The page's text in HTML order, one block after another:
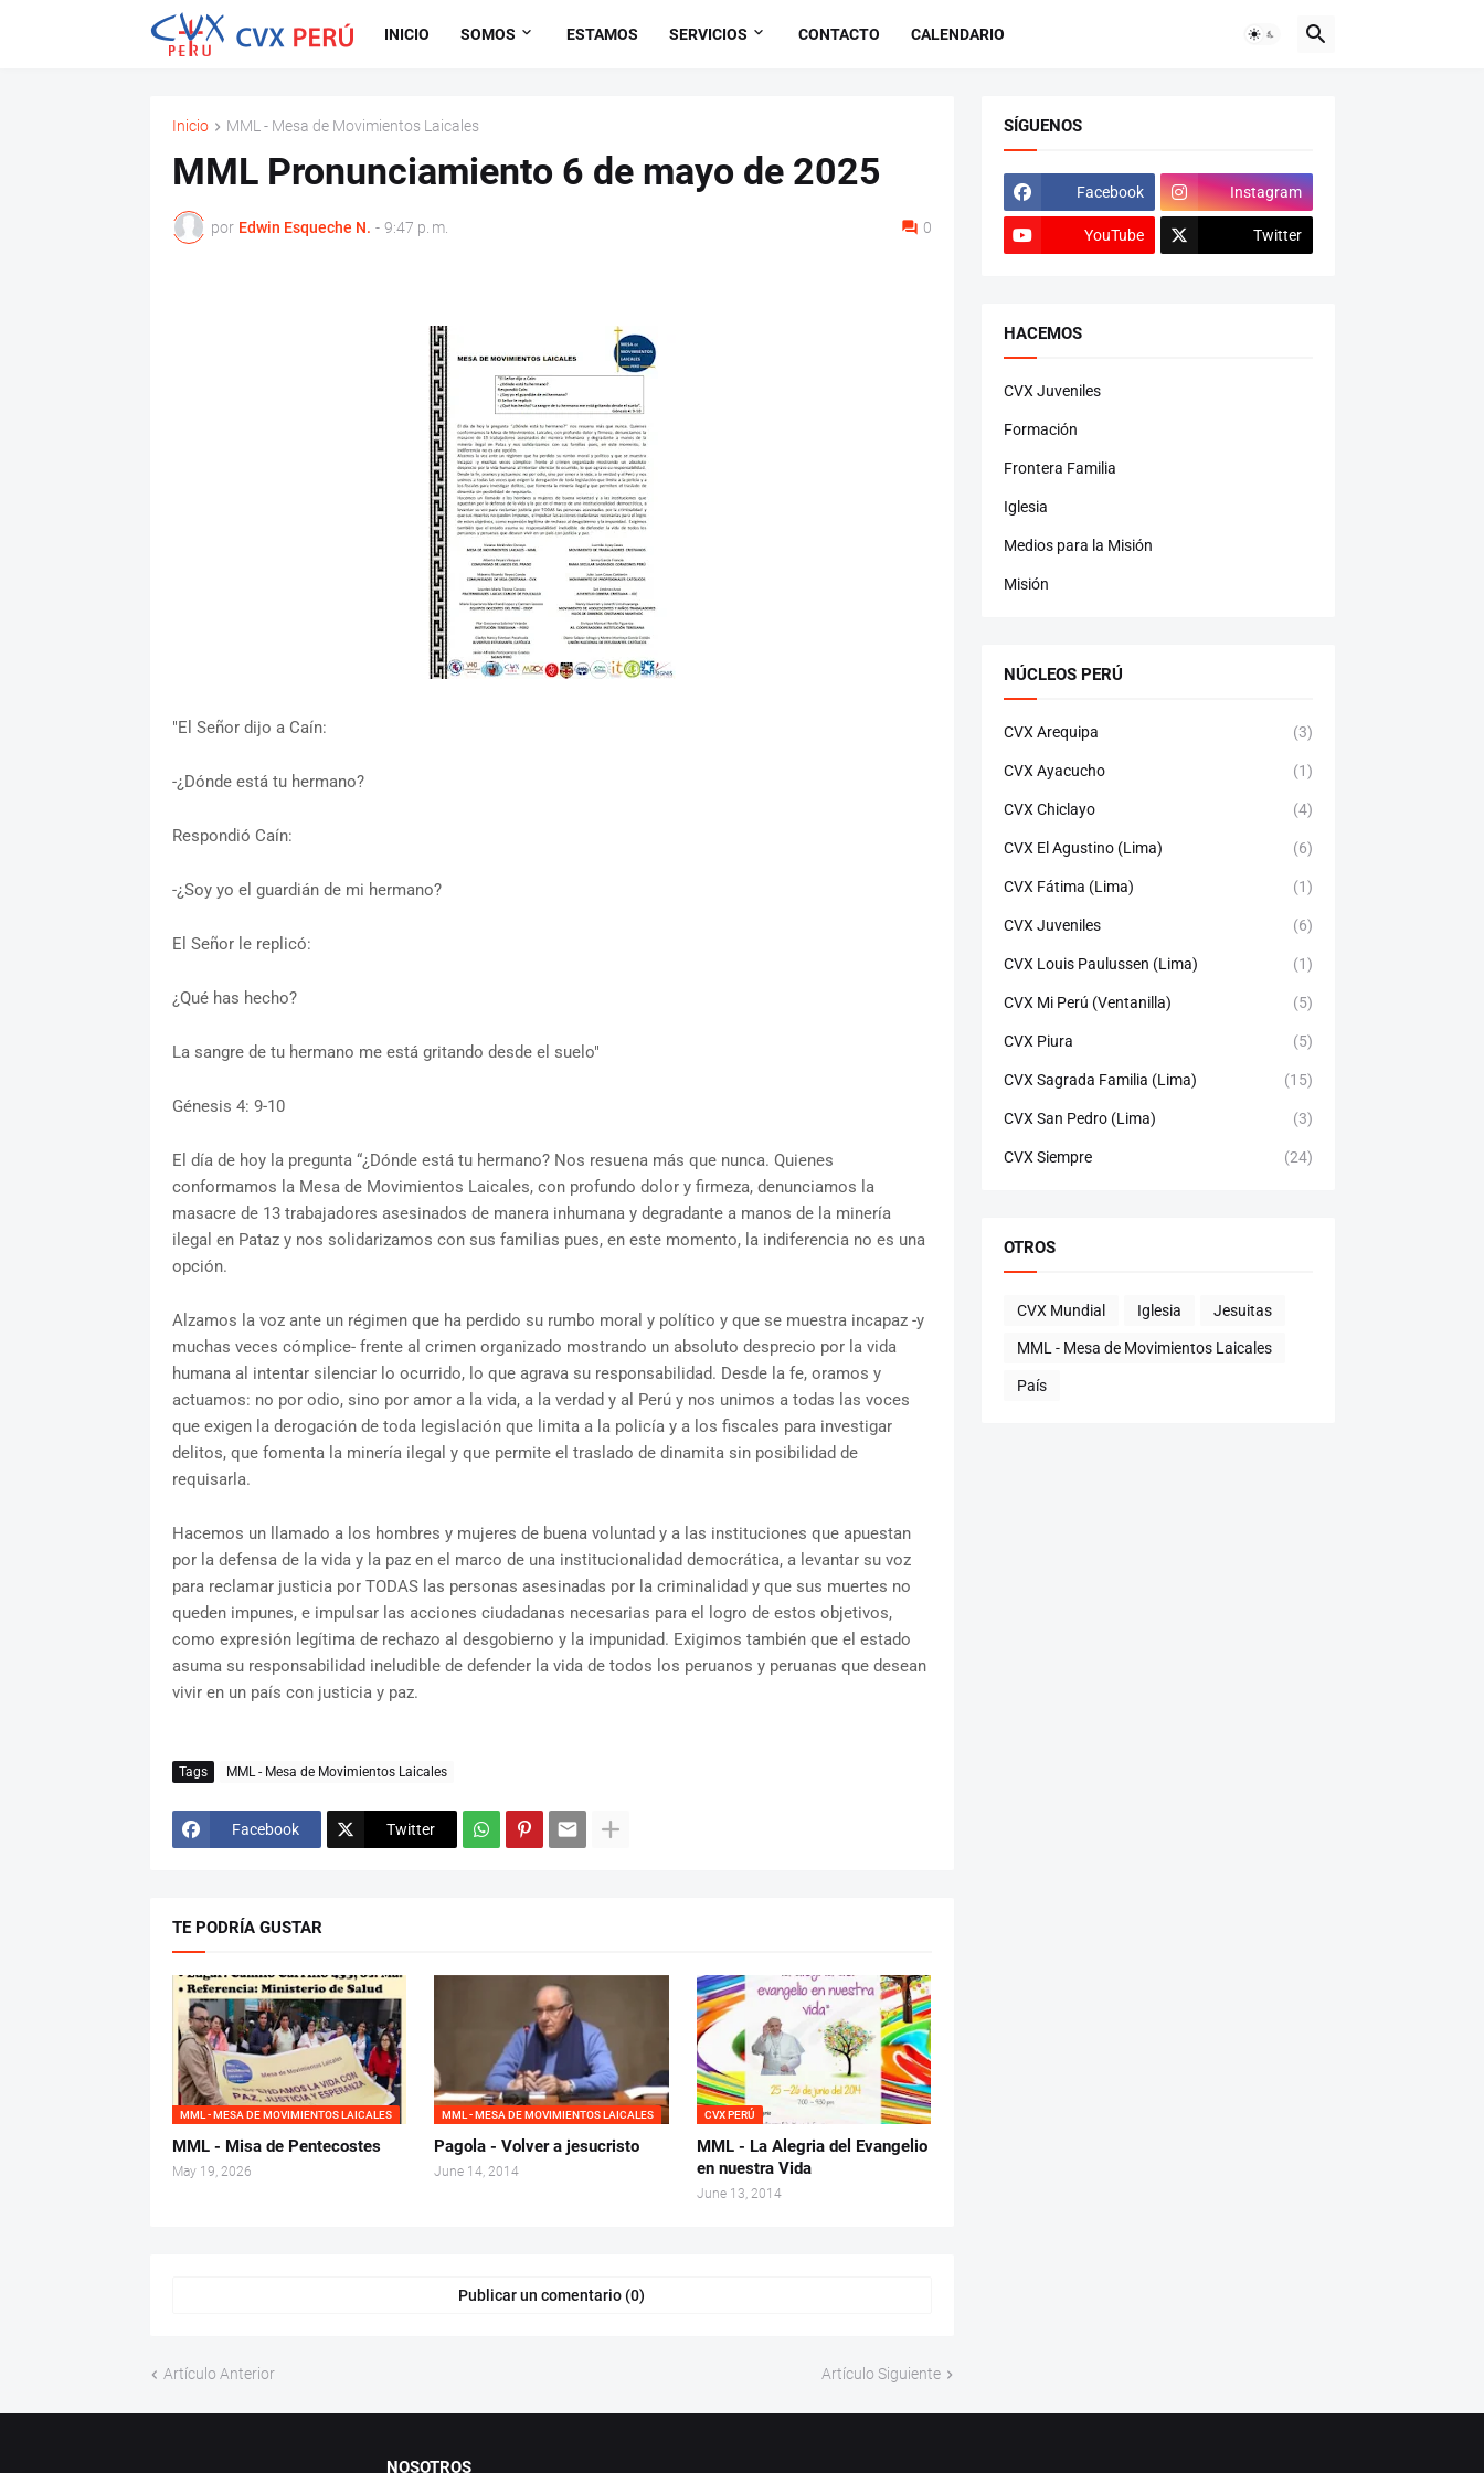
INICIO SOMOS ESTAMOS SERVICIOS CONTACTO CALENDARIO
Inicio MML - Mesa de Movimientos Laicales
MML Pronunciamiento 6 de mayo de 2025
por Edwin Esqueche N. - 9:47 p. m. 0
"El Señor dijo a Caín:
-¿Dónde está tu hermano?
Respondió Caín:
-¿Soy yo el guardián de mi hermano?
El Señor le replicó:
¿Qué has hecho?
La sangre de tu hermano me está gritando desde el suelo"
Génesis 4: 9-10
El día de hoy la pregunta “¿Dónde está tu hermano? Nos resuena más que nunca. Quienes
conformamos la Mesa de Movimientos Laicales, con profundo dolor y firmeza, denunciamos la
masacre de 13 trabajadores asesinados de manera inhumana y degradante a manos de la minería
ilegal en Pataz y nos solidarizamos con sus familias pues, en este momento, la indiferencia no es una
opción.
Alzamos la voz ante un régimen que ha perdido su rumbo moral y político y que se muestra incapaz -y
muchas veces cómplice- frente al crimen organizado mostrando un absoluto desprecio por la vida
humana al intentar silenciar lo ocurrido, lo que agrava su responsabilidad. Desde la fe, oramos y
actuamos: no por odio, sino por amor a la vida, a la verdad y al Perú y nos unimos a todas las voces
que exigen la derogación de toda legislación que limita a la policía y a los fiscales para investigar
delitos, que fomenta la minería ilegal y que permite el traslado de dinamita sin posibilidad de
requisarla.
Hacemos un llamado a los hombres y mujeres de buena voluntad y a las instituciones que apuestan
por la defensa de la vida y la paz en el marco de una institucionalidad democrática, a levantar su voz
para reclamar justicia por TODAS las personas asesinadas por la criminalidad y que sus muertes no
queden impunes, e impulsar las acciones ciudadanas necesarias para el logro de estos objetivos,
como expresión legítima de rechazo al desgobierno y la impunidad. Exigimos también que el estado
asuma su responsabilidad ineludible de defender la vida de todos los peruanos y peruanas que desean
vivir en un país con justicia y paz.
Tags MML - Mesa de Movimientos Laicales
Facebook Twitter
TE PODRÍA GUSTAR
MML - MESA DE MOVIMIENTOS LAICALES
MML - Misa de Pentecostes
May 19, 2026
MML - MESA DE MOVIMIENTOS LAICALES
Pagola - Volver a jesucristo
June 14, 2014
CVX PERÚ
MML - La Alegria del Evangelio
en nuestra Vida
June 13, 2014
Publicar un comentario (0)
Artículo Anterior Artículo Siguiente
SÍGUENOS
Facebook Instagram
YouTube Twitter
HACEMOS
CVX Juveniles
Formación
Frontera Familia
Iglesia
Medios para la Misión
Misión
NÚCLEOS PERÚ
CVX Arequipa (3)
CVX Ayacucho (1)
CVX Chiclayo (4)
CVX El Agustino (Lima) (6)
CVX Fátima (Lima) (1)
CVX Juveniles (6)
CVX Louis Paulussen (Lima) (1)
CVX Mi Perú (Ventanilla) (5)
CVX Piura (5)
CVX Sagrada Familia (Lima) (15)
CVX San Pedro (Lima) (3)
CVX Siempre (24)
OTROS
CVX Mundial Iglesia Jesuitas
MML - Mesa de Movimientos Laicales
País
NOSOTROS